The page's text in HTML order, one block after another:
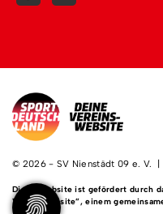
© 2026 - SV Nienstädt 09 e. V. |
Diese Website ist gefördert durch
Vereinswebsite”, einem